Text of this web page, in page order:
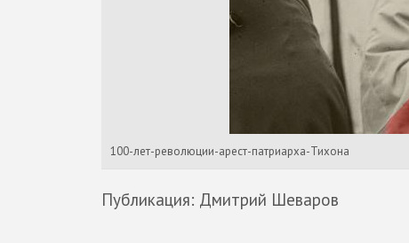
100-лет-революции-арест-патриарха-Тихона
Публикация: Дмитрий Шеваров